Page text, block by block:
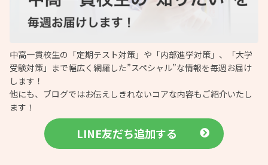
中高一貫校生の「定期テスト対策」や「内部進学対策」、「大学
受験対策」まで幅広く網羅した”スペシャル”な情報を毎週お届け
します！
他にも、ブログではお伝えしきれないコアな内容もご紹介いたし
ます！
LINE友だち追加する